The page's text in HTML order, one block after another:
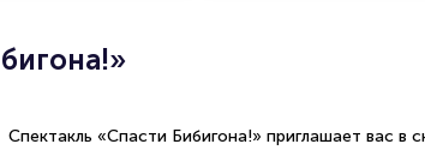
Спектакль «Спасти Бибигона!» приглашает вас в